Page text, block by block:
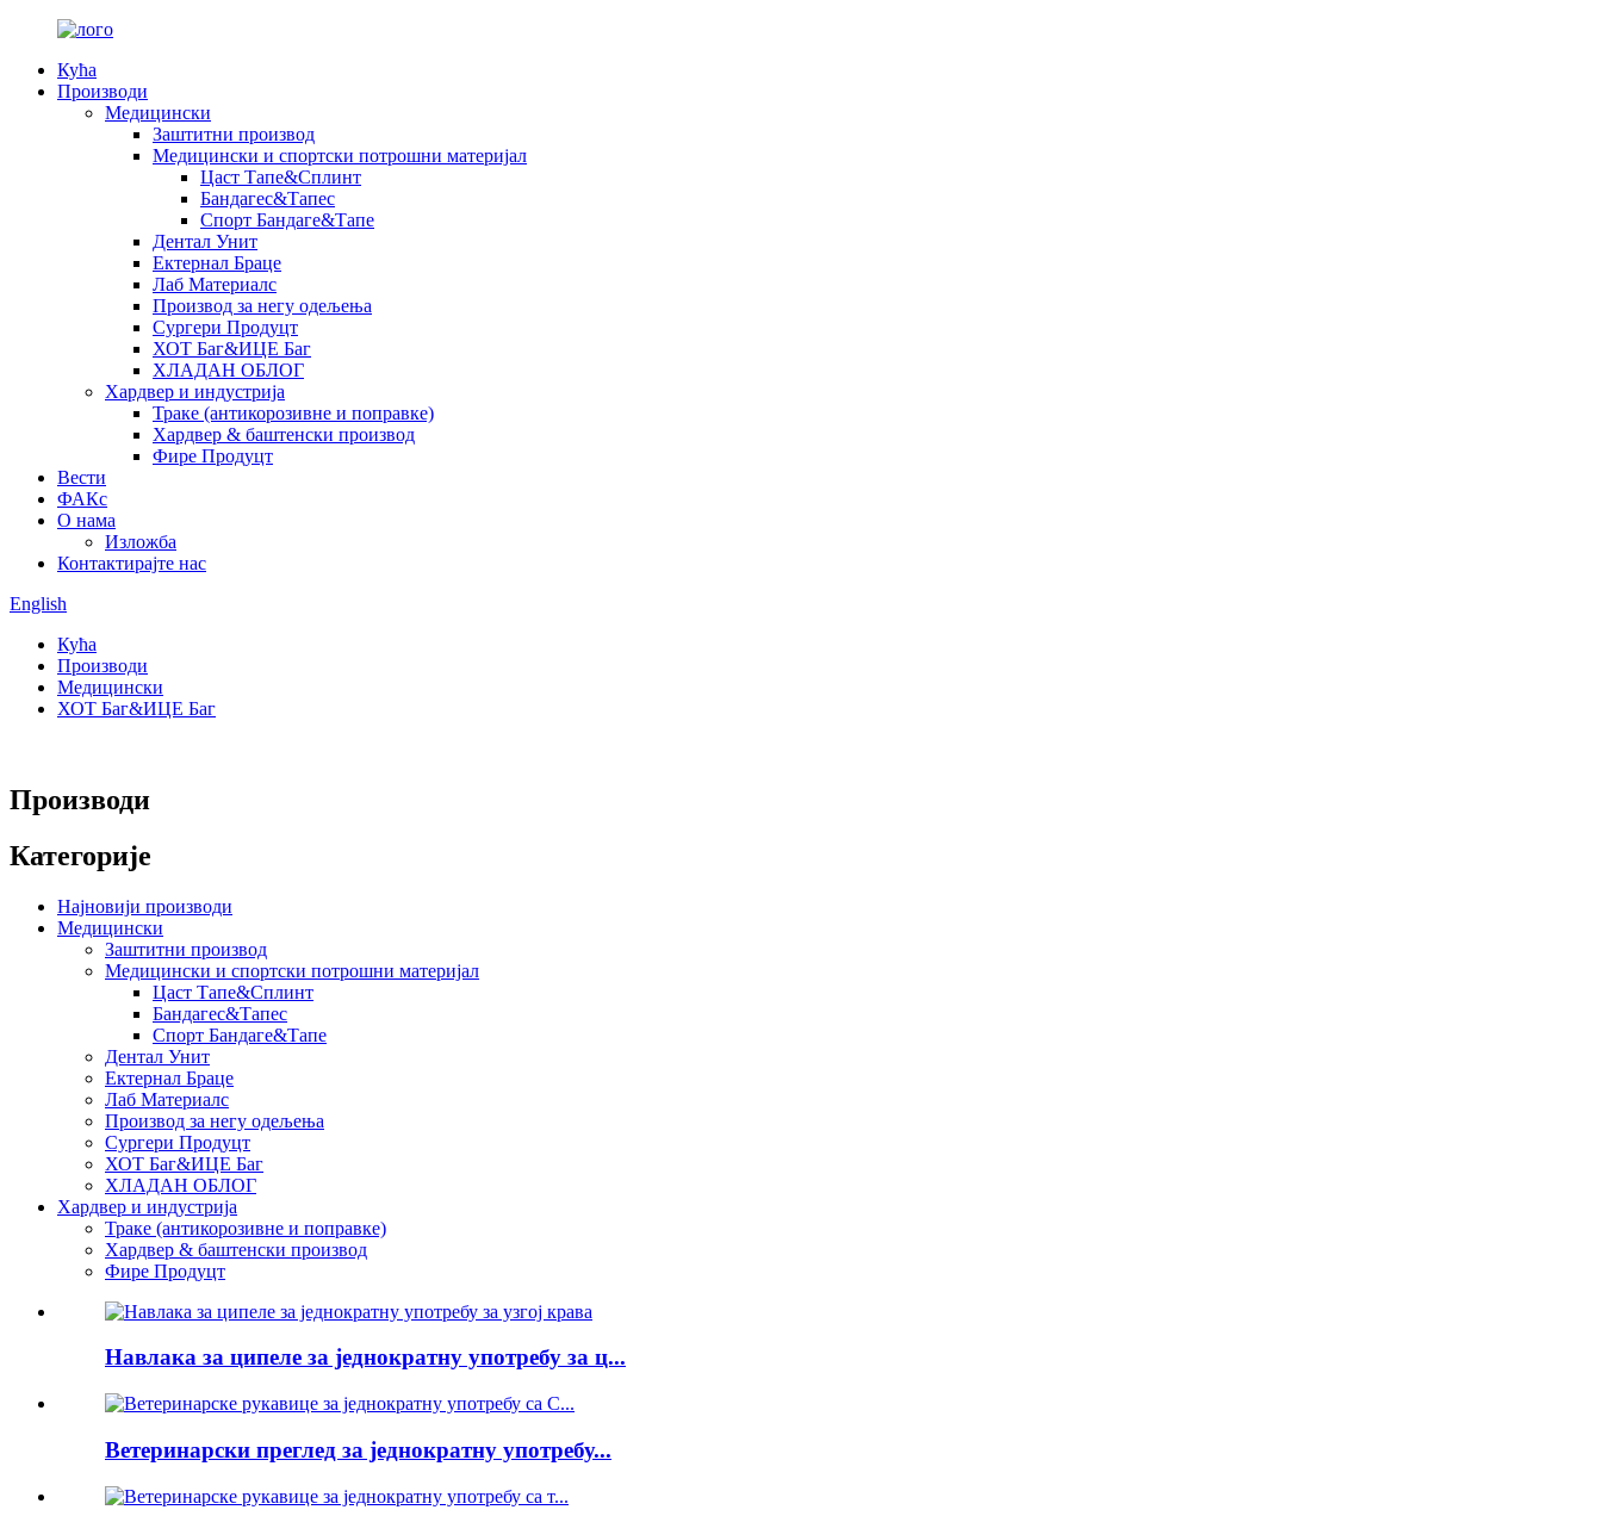
Кућа
Производи
Медицински
Заштитни производ
Медицински и спортски потрошни материјал
Цаст Тапе&Сплинт
Бандагес&Тапес
Спорт Бандаге&Тапе
Дентал Унит
Ектернал Браце
Лаб Материалс
Производ за негу одељења
Сургери Продуцт
ХОТ Баг&ИЦЕ Баг
ХЛАДАН ОБЛОГ
Хардвер и индустрија
Траке (антикорозивне и поправке)
Хардвер & баштенски производ
Фире Продуцт
Вести
ФАКс
О нама
Изложба
Контактирајте нас
English
Кућа
Производи
Медицински
ХОТ Баг&ИЦЕ Баг
Производи
Категорије
Најновији производи
Медицински
Заштитни производ
Медицински и спортски потрошни материјал
Цаст Тапе&Сплинт
Бандагес&Тапес
Спорт Бандаге&Тапе
Дентал Унит
Ектернал Браце
Лаб Материалс
Производ за негу одељења
Сургери Продуцт
ХОТ Баг&ИЦЕ Баг
ХЛАДАН ОБЛОГ
Хардвер и индустрија
Траке (антикорозивне и поправке)
Хардвер & баштенски производ
Фире Продуцт
Навлака за ципеле за једнократну употребу за ц...
Ветеринарски преглед за једнократну употребу...